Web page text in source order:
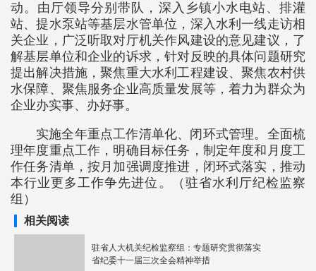
动。由厅领导分别带队，深入乡镇小水电站、排灌
站、提水泵站等基层水管单位，深入水利一线走访相
关企业，广泛听取对厅机关作风建设的意见建议，了
解基层单位和企业的诉求，针对反映的具体问题研究
提出解决措施，聚焦重大水利工程建设、聚焦农村供
水保障、聚焦服务企业高质量发展等，着力为群众为
企业办实事、办好事。
实施全年重点工作清单化、闭环式管理。全面梳
理年度重点工作，明确目标任务，制定年度和月度工
作任务清单，按月加强调度推进，闭环式落实，推动
本行业更多工作争先进位。
（驻省水利厅纪检监察
组）
相关阅读
驻省人大机关纪检监察组：专题研究贯彻落实
省纪委十一届三次全会精神举措